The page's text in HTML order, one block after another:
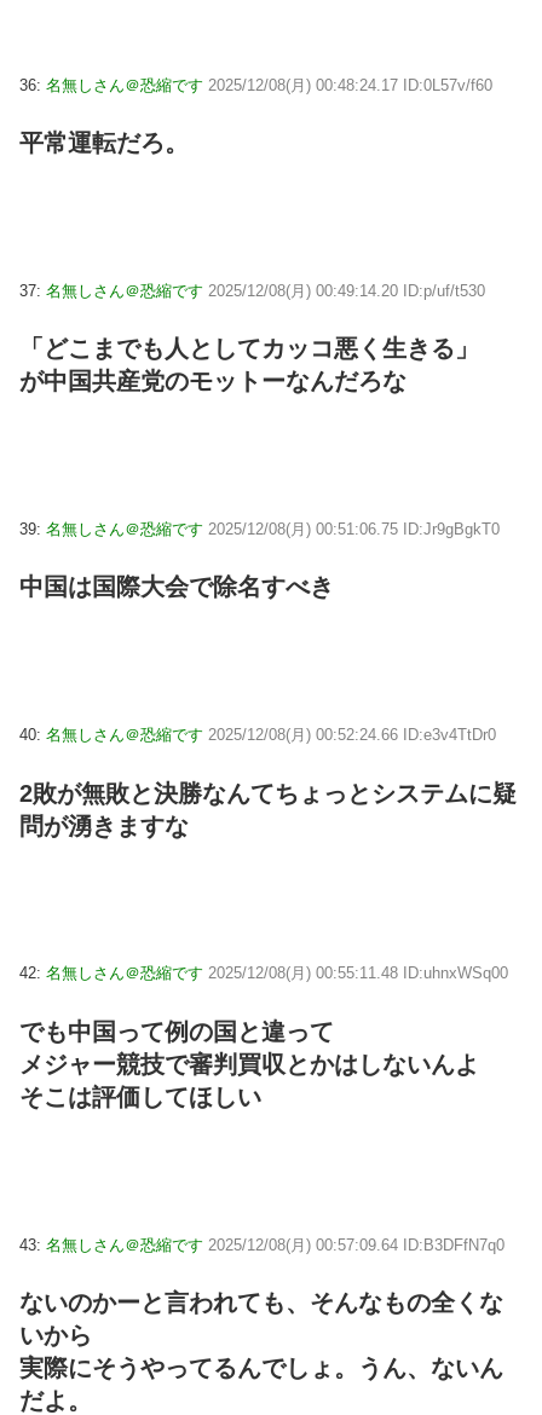
36: 名無しさん＠恐縮です 2025/12/08(月) 00:48:24.17 ID:0L57v/f60
平常運転だろ。
37: 名無しさん＠恐縮です 2025/12/08(月) 00:49:14.20 ID:p/uf/t530
「どこまでも人としてカッコ悪く生きる」
が中国共産党のモットーなんだろな
39: 名無しさん＠恐縮です 2025/12/08(月) 00:51:06.75 ID:Jr9gBgkT0
中国は国際大会で除名すべき
40: 名無しさん＠恐縮です 2025/12/08(月) 00:52:24.66 ID:e3v4TtDr0
2敗が無敗と決勝なんてちょっとシステムに疑
問が湧きますな
42: 名無しさん＠恐縮です 2025/12/08(月) 00:55:11.48 ID:uhnxWSq00
でも中国って例の国と違って
メジャー競技で審判買収とかはしないんよ
そこは評価してほしい
43: 名無しさん＠恐縮です 2025/12/08(月) 00:57:09.64 ID:B3DFfN7q0
ないのかーと言われても、そんなもの全くな
いから
実際にそうやってるんでしょ。うん、ないん
だよ。